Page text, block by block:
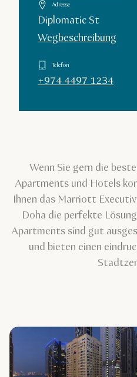
Adresse
Diplomatic St
Wegbeschreibung
Telefon
+974 4497 1234
Wenn Sie gern die
Apartments und Hotels
Ihnen das Marriott
Doha die perfekte
Apartments sind gut
und bieten einen